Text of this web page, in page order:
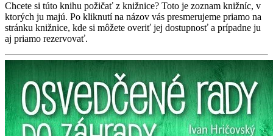
Chcete si túto knihu požičať z knižnice? Toto je zoznam knižníc, v
ktorých ju majú. Po kliknutí na názov vás presmerujeme priamo na
stránku knižnice, kde si môžete overiť jej dostupnosť a prípadne ju
aj priamo rezervovať.